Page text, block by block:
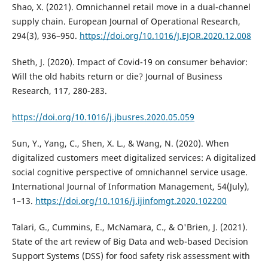
Shao, X. (2021). Omnichannel retail move in a dual-channel
supply chain. European Journal of Operational Research,
294(3), 936–950. https://doi.org/10.1016/J.EJOR.2020.12.008
Sheth, J. (2020). Impact of Covid-19 on consumer behavior:
Will the old habits return or die? Journal of Business
Research, 117, 280-283.
https://doi.org/10.1016/j.jbusres.2020.05.059
Sun, Y., Yang, C., Shen, X. L., & Wang, N. (2020). When
digitalized customers meet digitalized services: A digitalized
social cognitive perspective of omnichannel service usage.
International Journal of Information Management, 54(July),
1–13. https://doi.org/10.1016/j.ijinfomgt.2020.102200
Talari, G., Cummins, E., McNamara, C., & O'Brien, J. (2021).
State of the art review of Big Data and web-based Decision
Support Systems (DSS) for food safety risk assessment with